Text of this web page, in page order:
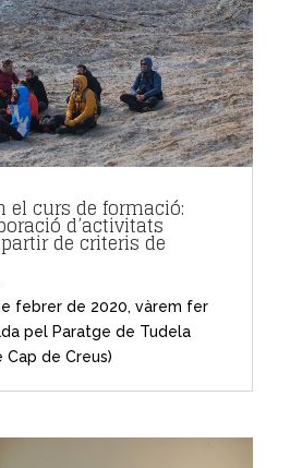
el curs de formació:
d’activitats
de criteris de
febrer de 2020, vàrem fer
pel Paratge de Tudela
Cap de Creus)